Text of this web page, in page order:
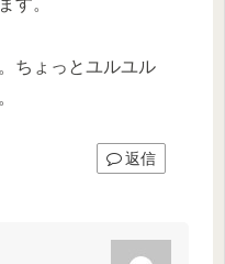
す。
ちょっとユルユル
返信